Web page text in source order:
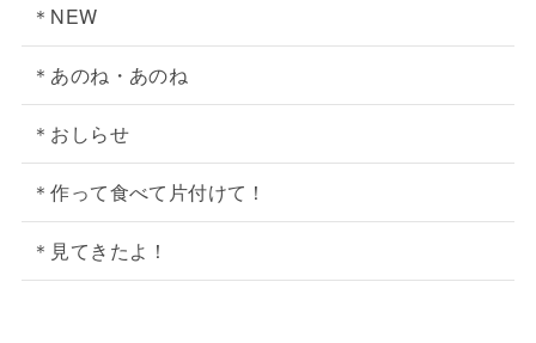
＊NEW
＊あのね・あのね
＊おしらせ
＊作って食べて片付けて！
＊見てきたよ！